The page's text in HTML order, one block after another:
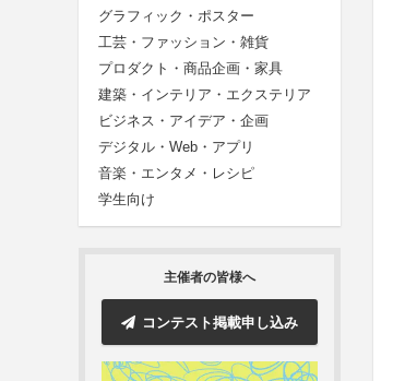
グラフィック・ポスター
工芸・ファッション・雑貨
プロダクト・商品企画・家具
建築・インテリア・エクステリア
ビジネス・アイデア・企画
デジタル・Web・アプリ
音楽・エンタメ・レシピ
学生向け
主催者の皆様へ
コンテスト掲載申し込み